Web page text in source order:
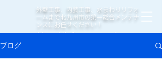
外壁工事、内装工事、水まわりリフォ
ームまで北九州市の第一総合メンテナ
ンスにお任せください！
ブログ